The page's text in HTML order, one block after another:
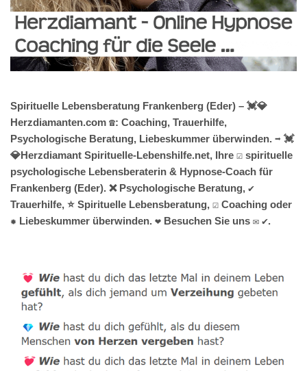
Spirituelle Lebensberatung Frankenberg (Eder) – 💓️💎
Herzdiamanten.com ☎️: Coaching, Trauerhilfe,
Psychologische Beratung, Liebeskummer überwinden. ➡️ 💓️
💎Herzdiamant Spirituelle-Lebenshilfe.net, Ihre ☑️ spirituelle
psychologische Lebensberaterin & Hypnose-Coach für
Frankenberg (Eder). ❌ Psychologische Beratung, ✔️
Trauerhilfe, ⭐ Spirituelle Lebensberatung, ☑️ Coaching oder
✹ Liebeskummer überwinden. ❤ Besuchen Sie uns ✉ ✔.